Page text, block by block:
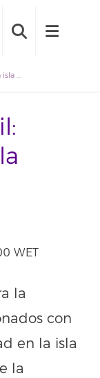
Convocatoria Perfil: Orientación para la isla de La Palma (2024BDE014)
WET
la
con
en la isla
la